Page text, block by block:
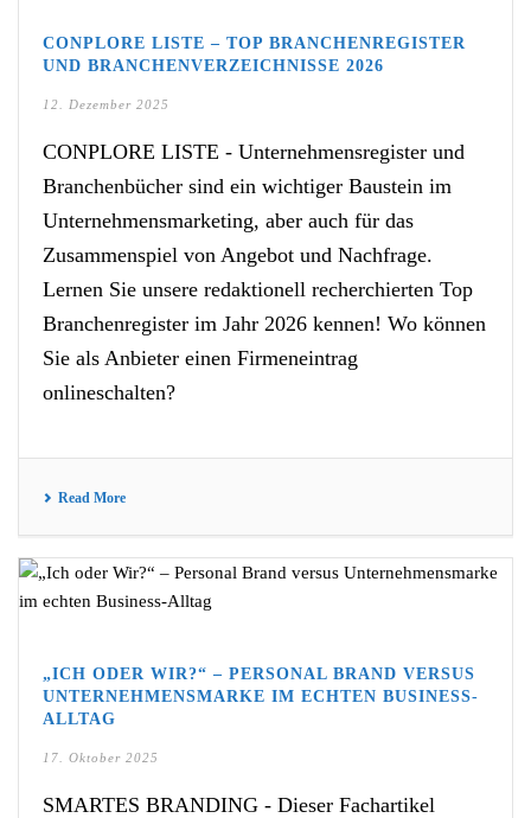
CONPLORE LISTE – TOP BRANCHENREGISTER
UND BRANCHENVERZEICHNISSE 2026
12. Dezember 2025
CONPLORE LISTE - Unternehmensregister und
Branchenbücher sind ein wichtiger Baustein im
Unternehmensmarketing, aber auch für das
Zusammenspiel von Angebot und Nachfrage.
Lernen Sie unsere redaktionell recherchierten Top
Branchenregister im Jahr 2026 kennen! Wo können
Sie als Anbieter einen Firmeneintrag
onlineschalten?
Read More
„ICH ODER WIR?“ – PERSONAL BRAND VERSUS
UNTERNEHMENSMARKE IM ECHTEN BUSINESS-
ALLTAG
17. Oktober 2025
SMARTES BRANDING - Dieser Fachartikel